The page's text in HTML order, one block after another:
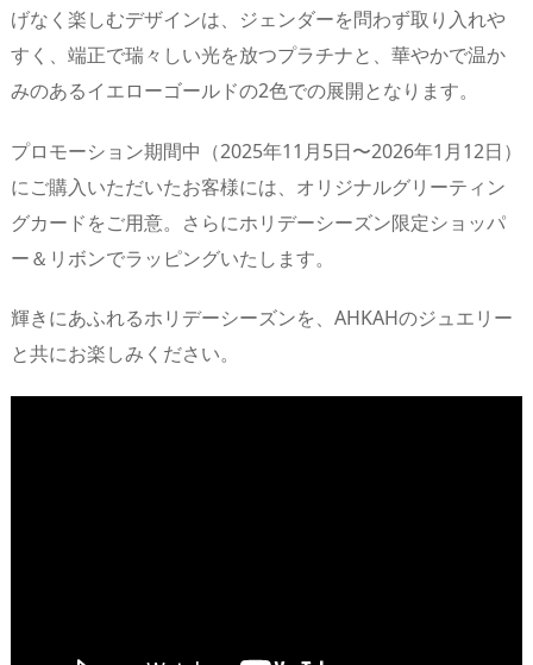
げなく楽しむデザインは、ジェンダーを問わず取り入れや
すく、端正で瑞々しい光を放つプラチナと、華やかで温か
みのあるイエローゴールドの2色での展開となります。
プロモーション期間中（2025年11月5日〜2026年1月12日）
にご購入いただいたお客様には、オリジナルグリーティン
グカードをご用意。さらにホリデーシーズン限定ショッパ
ー＆リボンでラッピングいたします。
輝きにあふれるホリデーシーズンを、AHKAHのジュエリー
と共にお楽しみください。